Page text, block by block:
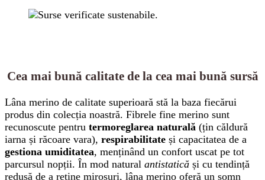
Cea mai bună calitate de la cea mai bună sursă
Lâna merino de calitate superioară stă la baza fiecărui
produs din colecția noastră. Fibrele fine merino sunt
recunoscute pentru termoreglarea naturală (țin căldură
iarna și răcoare vara), respirabilitate și capacitatea de a
gestiona umiditatea, menținând un confort uscat pe tot
parcursul nopții. În mod natural antistatică și cu tendință
redusă de a reține mirosuri, lâna merino oferă un somn